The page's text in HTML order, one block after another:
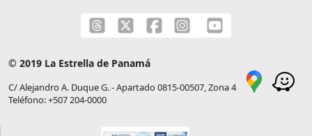
© 2019 La Estrella de Panamá
C/ Alejandro A. Duque G. - Apartado 0815-00507, Zona 4
Teléfono: +507 204-0000